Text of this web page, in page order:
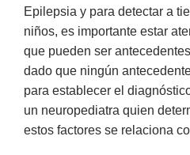
Epilepsia y para detectar a
niños, es importante estar
que pueden ser
dado que ningún
para establecer el
un neuropediatra quien
estos factores se relaciona